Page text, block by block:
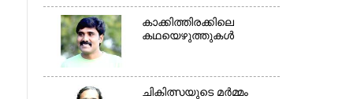
കാക്കിത്തിരക്കിലെ
കഥയെഴുത്തുകൾ
ചികിത്സയുടെ മർമ്മം